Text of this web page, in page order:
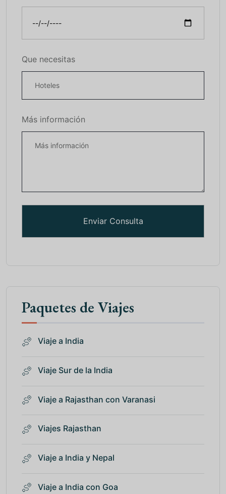
Que necesitas
Más información
Paquetes de Viajes
Viaje a India
Viaje Sur de la India
Viaje a Rajasthan con Varanasi
Viajes Rajasthan
Viaje a India y Nepal
Viaje a India con Goa